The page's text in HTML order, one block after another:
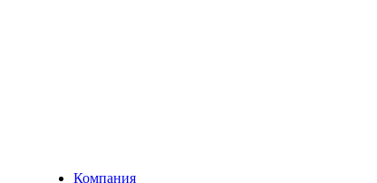
Компания